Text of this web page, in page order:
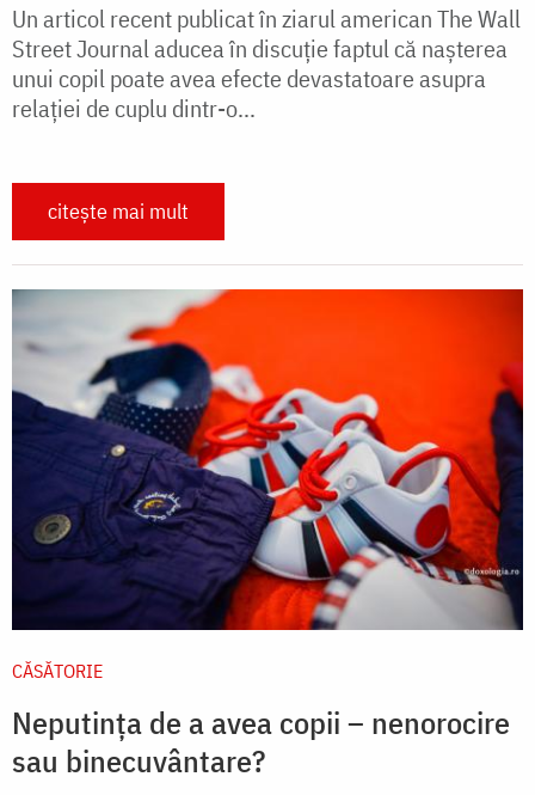
Un articol recent publicat în ziarul american The Wall
Street Journal aducea în discuție faptul că nașterea
unui copil poate avea efecte devastatoare asupra
relației de cuplu dintr-o...
citește mai mult
CĂSĂTORIE
Neputința de a avea copii – nenorocire
sau binecuvântare?